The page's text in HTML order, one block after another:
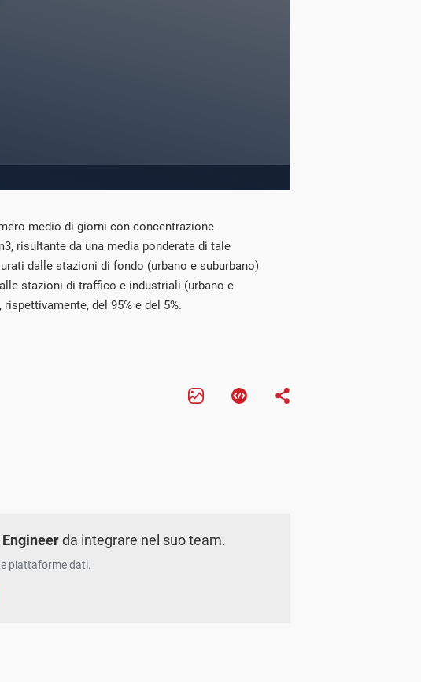
medio di giorni con concentrazione
risultante da una media ponderata di tale
dalle stazioni di fondo (urbano e suburbano)
stazioni di traffico e industriali (urbano e
del 95% e del 5%.
da integrare nel suo team.
piattaforme dati.